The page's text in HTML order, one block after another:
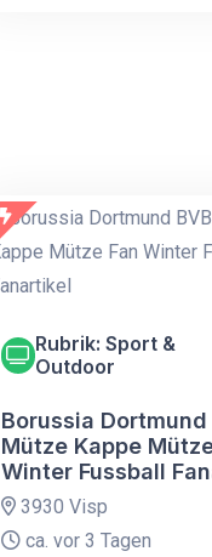
Rubrik: Sport &
Outdoor
Borussia Dortmund
Mütze Kappe
Winter Fussball
3930 Visp
ca. vor 3 Tagen